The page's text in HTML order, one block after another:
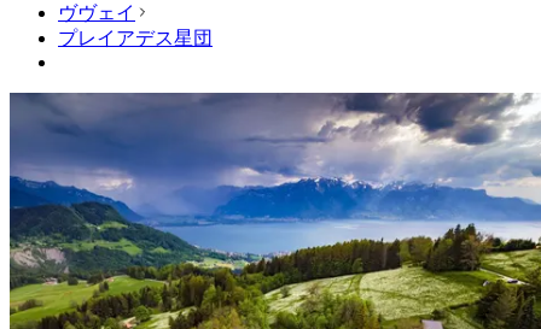
ヴヴェイ
プレイアデス星団